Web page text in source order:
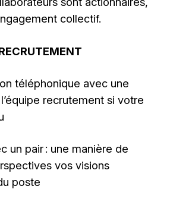
collectif.
téléphonique avec une
recrutement si votre
un pair : une manière de
vos visions
poste